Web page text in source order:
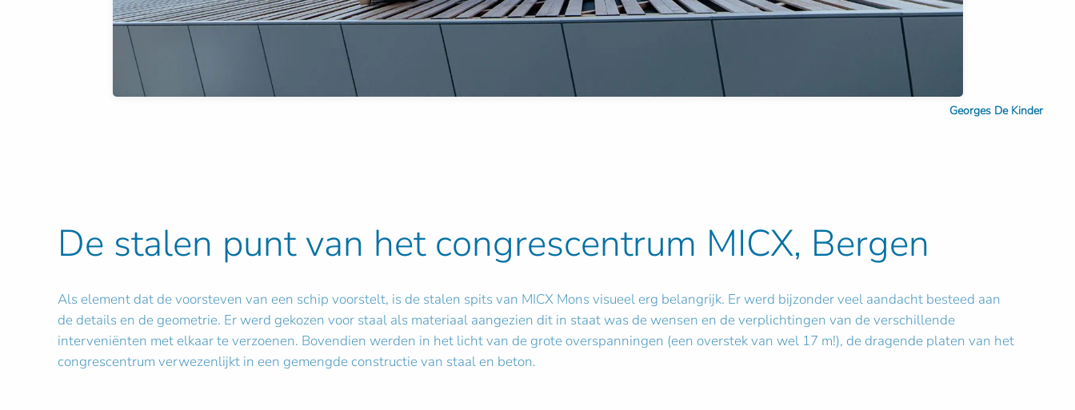
Georges De Kinder
De stalen punt van het congrescentrum MICX, Bergen
Als element dat de voorsteven van een schip voorstelt, is de stalen spits van MICX Mons visueel erg belangrijk. Er werd bijzonder veel aandacht besteed aan
de details en de geometrie. Er werd gekozen voor staal als materiaal aangezien dit in staat was de wensen en de verplichtingen van de verschillende
interveniënten met elkaar te verzoenen. Bovendien werden in het licht van de grote overspanningen (een overstek van wel 17 m!), de dragende platen van het
congrescentrum verwezenlijkt in een gemengde constructie van staal en beton.